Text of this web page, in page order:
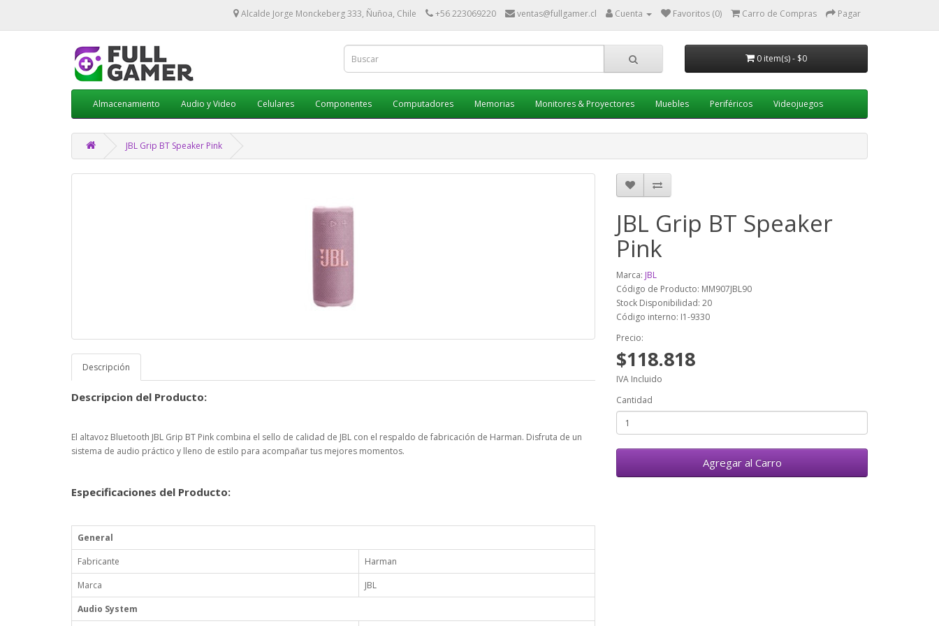
Alcalde Jorge Monckeberg 333, Ñuñoa, Chile +56 223069220 ventas@fullgamer.cl Cuenta Favoritos (0) Carro de Compras Pagar
0 item(s) - $0
Almacenamiento Audio y Video Celulares Componentes Computadores Memorias Monitores & Proyectores Muebles Periféricos Videojuegos
JBL Grip BT Speaker Pink
Descripción
Descripcion del Producto:
El altavoz Bluetooth JBL Grip BT Pink combina el sello de calidad de JBL con el respaldo de fabricación de Harman. Disfruta de un
sistema de audio práctico y lleno de estilo para acompañar tus mejores momentos.
Especificaciones del Producto:
General
Fabricante
Harman
Marca
JBL
Audio System
JBL Grip BT Speaker
Pink
Marca: JBL
Código de Producto: MM907JBL90
Stock Disponibilidad: 20
Código interno: I1-9330
Precio:
$118.818
IVA Incluido
Cantidad
Agregar al Carro